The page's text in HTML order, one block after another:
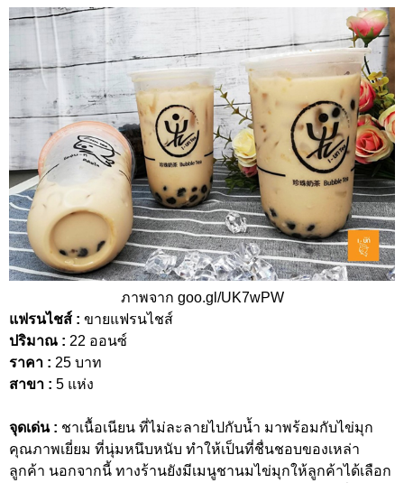
ภาพจาก goo.gl/UK7wPW
แฟรนไชส์ : ขายแฟรนไชส์
ปริมาณ : 22 ออนซ์
ราคา : 25 บาท
สาขา : 5 แห่ง
จุดเด่น : ชาเนื้อเนียน ที่ไม่ละลายไปกับน้ำ มาพร้อมกับไข่มุก
คุณภาพเยี่ยม ที่นุ่มหนึบหนับ ทำให้เป็นที่ชื่นชอบของเหล่า
ลูกค้า นอกจากนี้ ทางร้านยังมีเมนูชานมไข่มุกให้ลูกค้าได้เลือก